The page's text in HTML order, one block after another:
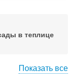
в теплице
Показать все